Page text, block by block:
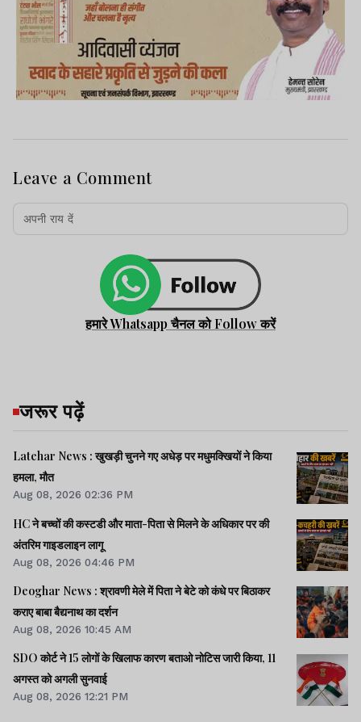
Leave a Comment
हमारे Whatsapp चैनल को Follow करें
जरूर पढ़ें
Latehar News : खुखड़ी चुनने गए अधेड़ पर मधुमक्खियों ने किया
हमला, मौत
Aug 08, 2026 02:36 PM
HC ने बच्चों की कस्टडी और माता-पिता से मिलने के अधिकार पर की
अंतरिम गाइडलाइन लागू
Aug 08, 2026 04:46 PM
Deoghar News : श्रावणी मेले में पिता ने बेटे को कंधे पर बिठाकर
कराए बाबा बैद्यनाथ का दर्शन
Aug 08, 2026 10:45 AM
SDO कोर्ट ने 15 लोगों के खिलाफ कारण बताओ नोटिस जारी किया, 11
अगस्त को अगली सुनवाई
Aug 08, 2026 12:21 PM